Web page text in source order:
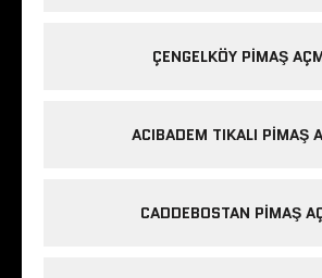
ÇENGELKÖY PIMAŞ
ACIBADEM TIKALI PIMAŞ
CADDEBOSTAN PIMAŞ